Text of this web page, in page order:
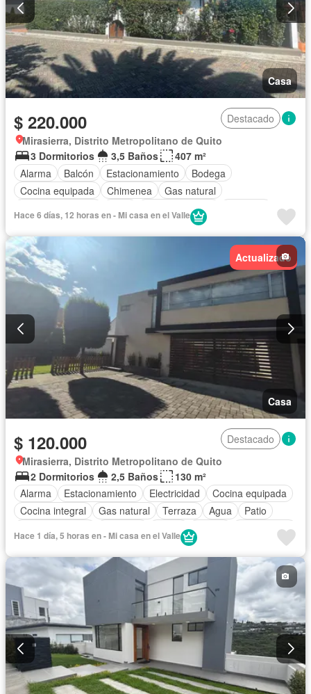
Casa
$ 220.000
Destacado
Mirasierra, Distrito Metropolitano de Quito
3 Dormitorios
3,5 Baños
407 m²
Alarma
Balcón Estacionamiento
Bodega
Cocina equipada
Chimenea
Gas natural
Área para niños
Garita de guardianía
Parcialmente amoblado
Hace 6 días, 12 horas en - Mi casa en el Valle
Actualizado
Casa
$ 120.000
Destacado
Mirasierra, Distrito Metropolitano de Quito
2 Dormitorios
2,5 Baños
130 m²
Alarma
Estacionamiento Electricidad
Cocina equipada
Cocina integral
Gas natural Terraza Agua
Patio
Sin amoblar
Hace 1 día, 5 horas en - Mi casa en el Valle